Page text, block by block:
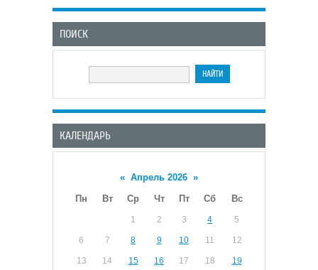
ПОИСК
КАЛЕНДАРЬ
« Апрель 2026 »
Пн
Вт Ср Чт Пт Сб Вс
1 2 3 4 5
6 7 8 9 10 11 12
13 14 15 16 17 18 19